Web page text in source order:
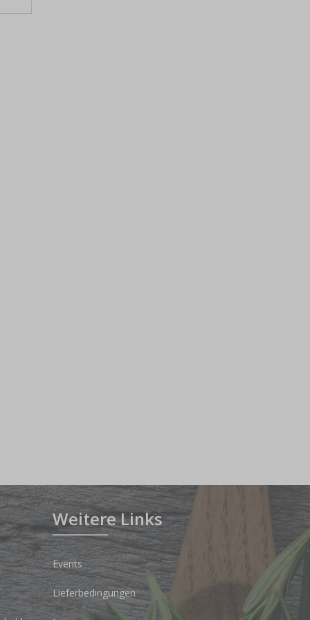
Weitere Links
Events
Lieferbedingungen